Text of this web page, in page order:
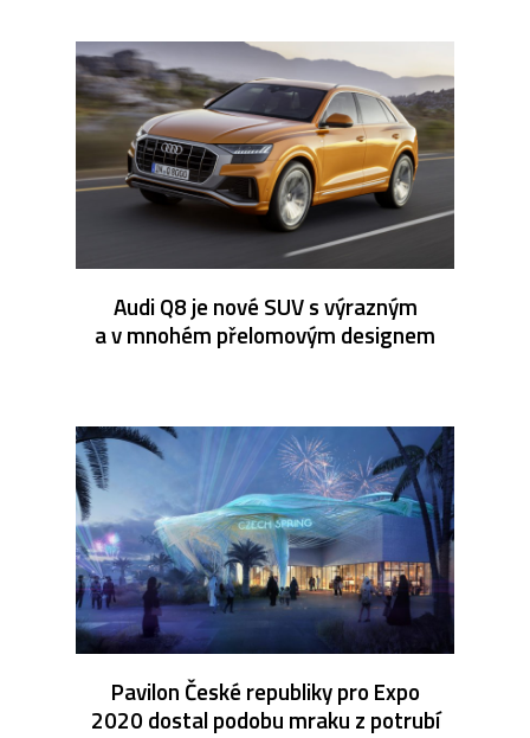
Audi Q8 je nové SUV s výrazným
a v mnohém přelomovým designem
Pavilon České republiky pro Expo
2020 dostal podobu mraku z potrubí